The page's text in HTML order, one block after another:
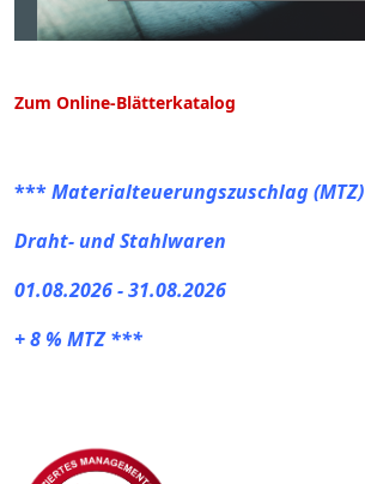
Zum Online-Blätterkatalog
***Materialteuerungszuschlag (MTZ)
Draht- und Stahlwaren
01.08.2026 - 31.08.2026
+ 8 % MTZ ***